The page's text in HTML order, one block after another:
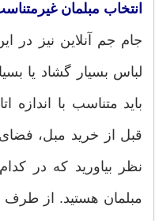
انتخاب مبلمان
جام جم آنلاین نیز در
لباس بسیار گشاد یا
باید متناسب با اندازه
قبل از خرید مبل،
نظر بیاورید که در
مبلمان هستید. از طرف